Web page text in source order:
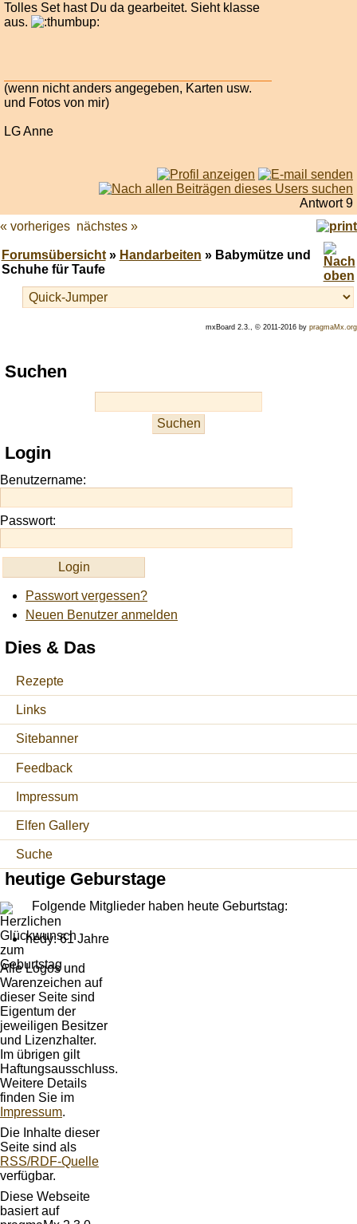
Tolles Set hast Du da gearbeitet. Sieht klasse
aus.
(wenn nicht anders angegeben, Karten usw.
und Fotos von mir)
LG Anne
Antwort 9
« vorheriges nächstes »
Forumsübersicht» Handarbeiten » Babymütze und
Schuhe für Taufe
mxBoard 2.3., © 2011-2016 by pragmaMx.org
Play
best
site
https://onlineslots.money/
Suchen
Login
Benutzername:
Passwort:
Passwort vergessen?
Neuen Benutzer anmelden
Dies & Das
Rezepte
Links
Sitebanner
Feedback
Impressum
Elfen Gallery
Suche
heutige Geburstage
Folgende Mitglieder haben heute Geburtstag:
hedy: 61 Jahre
Alle Logos und
Warenzeichen auf
dieser Seite sind
Eigentum der
jeweiligen Besitzer
und Lizenzhalter.
Im übrigen gilt
Haftungsausschluss.
Weitere Details
finden Sie im
Impressum.
Die Inhalte dieser
Seite sind als
RSS/RDF-Quelle
verfügbar.
Diese Webseite
basiert auf